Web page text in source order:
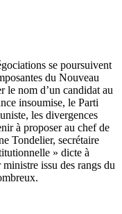
se poursuivent
du Nouveau
le nom d’un candidat au
insoumise, le Parti
les divergences
à proposer au chef de
Tondelier, secrétaire
» dicte à
issu des rangs du